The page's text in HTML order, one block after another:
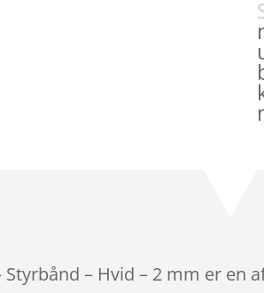
Styrbånd – Hvid – 2 mm er